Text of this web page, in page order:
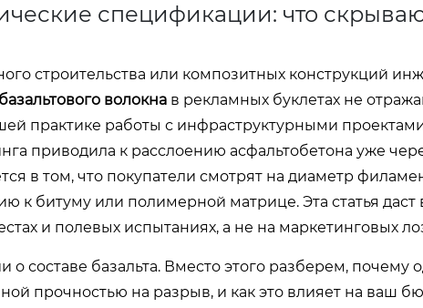
спецификации: что
строительства или композитных конструкций
волокна в рекламных буклетах не
практике работы с инфраструктурными
приводила к расслоению асфальтобетона уже
в том, что покупатели смотрят на диаметр
к битуму или полимерной матрице. Эта статья даст
и полевых испытаниях, а не на маркетинговых
составе базальта. Вместо этого разберем, почему
прочностью на разрыв, и как это влияет на ваш